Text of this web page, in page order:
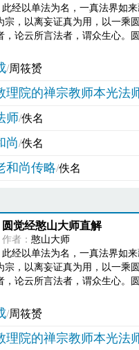
此经以单法为名，一真法界如
宗，以离妄证真为用，以一乘
，论云所言法者，谓众生心。
/周筱赟
理院的禅宗教师本光法
师/佚名
尚/佚名
和尚传略/佚名
圆觉经憨山大师直解
作者： 憨山大师
此经以单法为名，一真法界如
宗，以离妄证真为用，以一乘
，论云所言法者，谓众生心。
/周筱赟
理院的禅宗教师本光法